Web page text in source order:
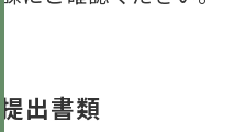
提出書類